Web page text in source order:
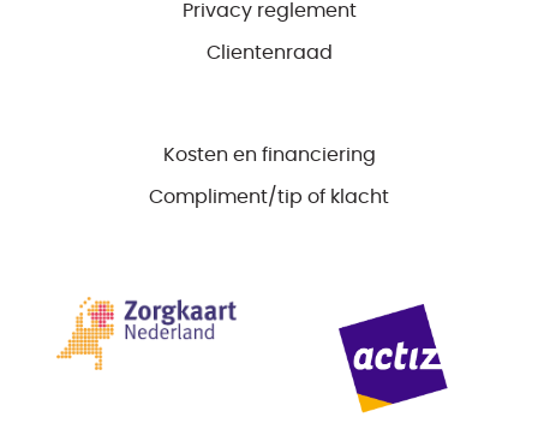
Privacy reglement
Clientenraad
Kosten en financiering
Compliment/tip of klacht